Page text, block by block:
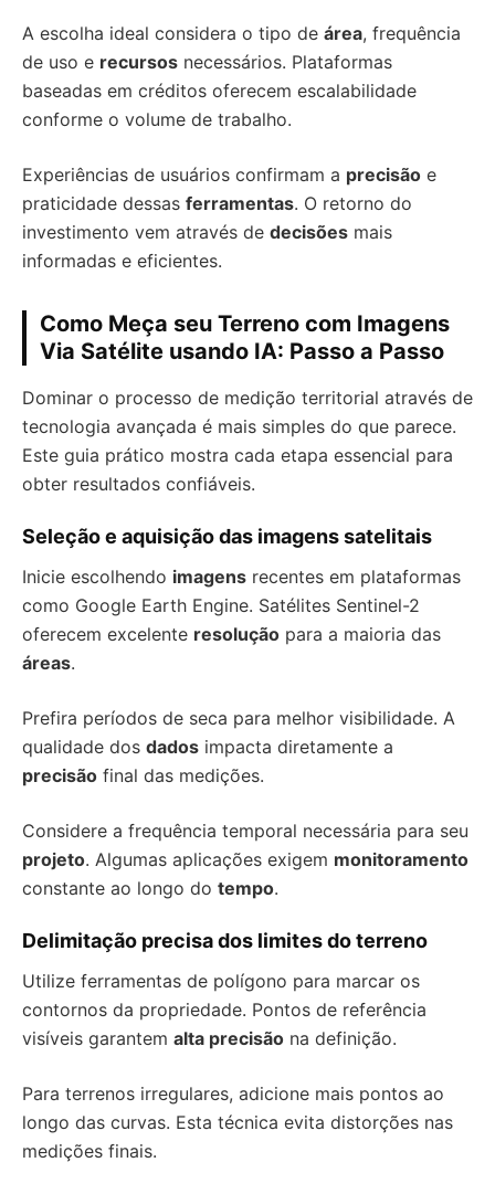
A escolha ideal considera o tipo de área, frequência
de uso e recursos necessários. Plataformas
baseadas em créditos oferecem escalabilidade
conforme o volume de trabalho.
Experiências de usuários confirmam a precisão e
praticidade dessas ferramentas. O retorno do
investimento vem através de decisões mais
informadas e eficientes.
Como Meça seu Terreno com Imagens
Via Satélite usando IA: Passo a Passo
Dominar o processo de medição territorial através de
tecnologia avançada é mais simples do que parece.
Este guia prático mostra cada etapa essencial para
obter resultados confiáveis.
Seleção e aquisição das imagens satelitais
Inicie escolhendo imagens recentes em plataformas
como Google Earth Engine. Satélites Sentinel-2
oferecem excelente resolução para a maioria das
áreas.
Prefira períodos de seca para melhor visibilidade. A
qualidade dos dados impacta diretamente a
precisão final das medições.
Considere a frequência temporal necessária para seu
projeto. Algumas aplicações exigem monitoramento
constante ao longo do tempo.
Delimitação precisa dos limites do terreno
Utilize ferramentas de polígono para marcar os
contornos da propriedade. Pontos de referência
visíveis garantem alta precisão na definição.
Para terrenos irregulares, adicione mais pontos ao
longo das curvas. Esta técnica evita distorções nas
medições finais.